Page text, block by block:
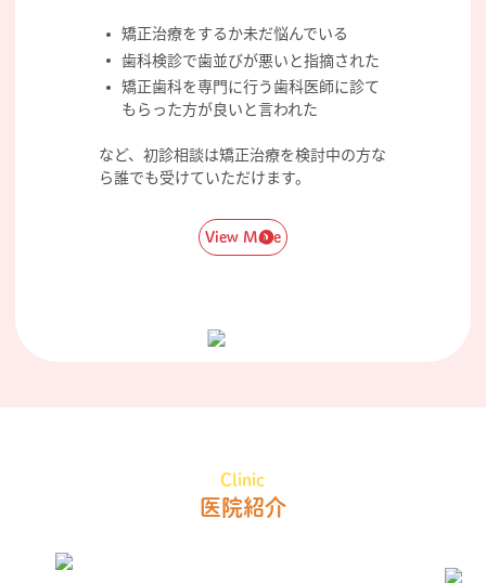
矯正治療をするか未だ悩んでいる
歯科検診で歯並びが悪いと指摘された
矯正歯科を専門に行う歯科医師に診て
もらった方が良いと言われた
など、初診相談は矯正治療を検討中の方な
ら誰でも受けていただけます。
View More
Clinic
医院紹介